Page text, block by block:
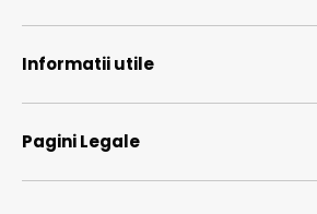
Informatii utile
Pagini Legale